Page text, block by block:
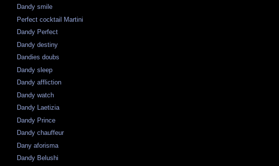
Dandy smile
Perfect cocktail Martini
Dandy Perfect
Dandy destiny
Dandies doubs
Dandy sleep
Dandy affliction
Dandy watch
Dandy Laetizia
Dandy Prince
Dandy chauffeur
Dany aforisma
Dandy Belushi